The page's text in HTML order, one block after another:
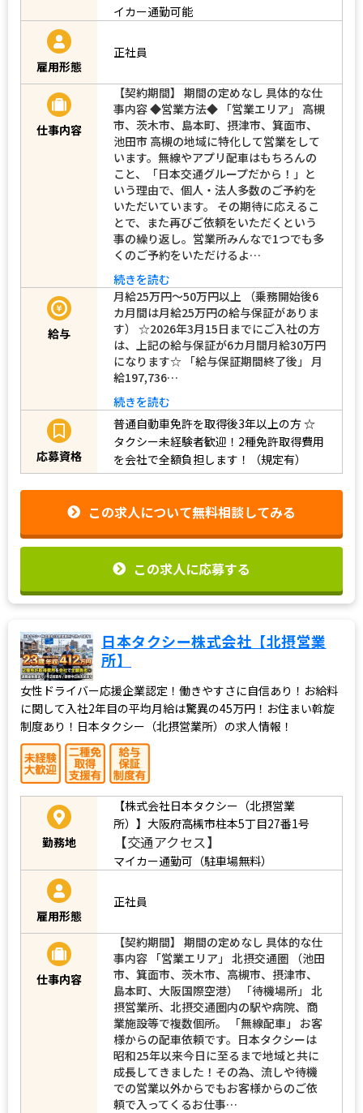
イカー通勤可能
雇用形態
正社員
仕事内容
【契約期間】 期間の定めなし 具体的な仕
事内容 ◆営業方法◆ 「営業エリア」 高槻
市、茨木市、島本町、摂津市、箕面市、
池田市 高槻の地域に特化して営業をして
います。無線やアプリ配車はもちろんの
こと、「日本交通グループだから！」と
いう理由で、個人・法人多数のご予約を
いただいています。 その期待に応えるこ
とで、また再びご依頼をいただくという
事の繰り返し。営業所みんなで1つでも多
くのご予約をいただけるよ…
続きを読む
給与
月給25万円～50万円以上 （乗務開始後6
カ月間は月給25万円の給与保証がありま
す） ☆2026年3月15日までにご入社の方
は、上記の給与保証が6カ月間月給30万円
になります☆ 「給与保証期間終了後」 月
給197,736…
続きを読む
応募資格
普通自動車免許を取得後3年以上の方☆
タクシー未経験者歓迎！2種免許取得費用
を会社で全額負担します！（規定有）
この求人について無料相談してみる
この求人に応募する
日本タクシー株式会社【北摂営業
所】
女性ドライバー応援企業認定！働きやすさに自信あり！お給料
に関して入社2年目の平均月給は驚異の45万円！お住まい斡旋
制度あり！日本タクシー（北摂営業所）の求人情報！
勤務地
【株式会社日本タクシー（北摂営業
所）】大阪府高槻市柱本5丁目27番1号
【交通アクセス】
マイカー通勤可（駐車場無料）
雇用形態
正社員
仕事内容
【契約期間】 期間の定めなし 具体的な仕
事内容 「営業エリア」 北摂交通圏 （池田
市、箕面市、茨木市、高槻市、摂津市、
島本町、大阪国際空港） 「待機場所」 北
摂営業所、北摂交通圏内の駅や病院、商
業施設等で複数個所。 「無線配車」 お客
様からの配車依頼です。日本タクシーは
昭和25年以来今日に至るまで地域と共に
成長してきました！その為、流しや待機
での営業以外からでもお客様からのご依
頼で入ってくるお仕事…